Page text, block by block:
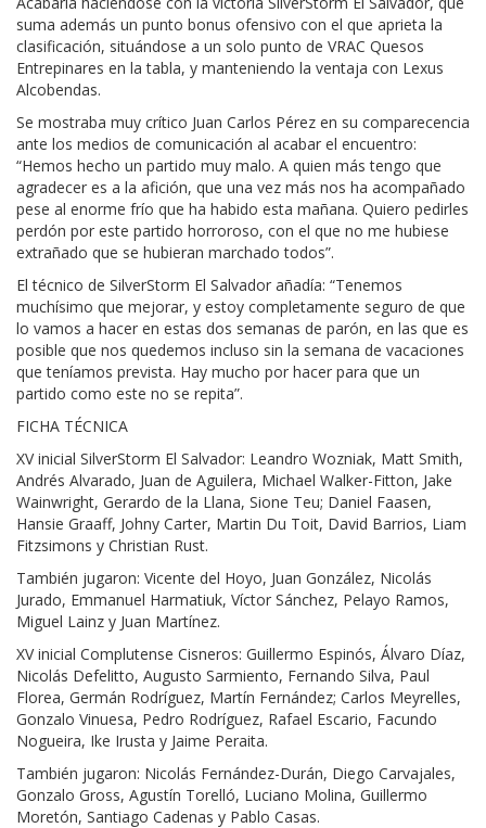
suma además un punto bonus ofensivo con el que aprieta la
clasificación, situándose a un solo punto de VRAC Quesos
Entrepinares en la tabla, y manteniendo la ventaja con Lexus
Alcobendas.
Se mostraba muy crítico Juan Carlos Pérez en su comparecencia
ante los medios de comunicación al acabar el encuentro:
“Hemos hecho un partido muy malo. A quien más tengo que
agradecer es a la afición, que una vez más nos ha acompañado
pese al enorme frío que ha habido esta mañana. Quiero pedirles
perdón por este partido horroroso, con el que no me hubiese
extrañado que se hubieran marchado todos”.
El técnico de SilverStorm El Salvador añadía: “Tenemos
muchísimo que mejorar, y estoy completamente seguro de que
lo vamos a hacer en estas dos semanas de parón, en las que es
posible que nos quedemos incluso sin la semana de vacaciones
que teníamos prevista. Hay mucho por hacer para que un
partido como este no se repita”.
FICHA TÉCNICA
XV inicial SilverStorm El Salvador: Leandro Wozniak, Matt Smith,
Andrés Alvarado, Juan de Aguilera, Michael Walker-Fitton, Jake
Wainwright, Gerardo de la Llana, Sione Teu; Daniel Faasen,
Hansie Graaff, Johny Carter, Martin Du Toit, David Barrios, Liam
Fitzsimons y Christian Rust.
También jugaron: Vicente del Hoyo, Juan González, Nicolás
Jurado, Emmanuel Harmatiuk, Víctor Sánchez, Pelayo Ramos,
Miguel Lainz y Juan Martínez.
XV inicial Complutense Cisneros: Guillermo Espinós, Álvaro Díaz,
Nicolás Defelitto, Augusto Sarmiento, Fernando Silva, Paul
Florea, Germán Rodríguez, Martín Fernández; Carlos Meyrelles,
Gonzalo Vinuesa, Pedro Rodríguez, Rafael Escario, Facundo
Nogueira, Ike Irusta y Jaime Peraita.
También jugaron: Nicolás Fernández-Durán, Diego Carvajales,
Gonzalo Gross, Agustín Torelló, Luciano Molina, Guillermo
Moretón, Santiago Cadenas y Pablo Casas.